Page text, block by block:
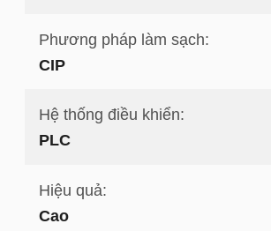
Phương pháp làm sạch:
CIP
Hệ thống điều khiển:
PLC
Hiệu quả:
Cao